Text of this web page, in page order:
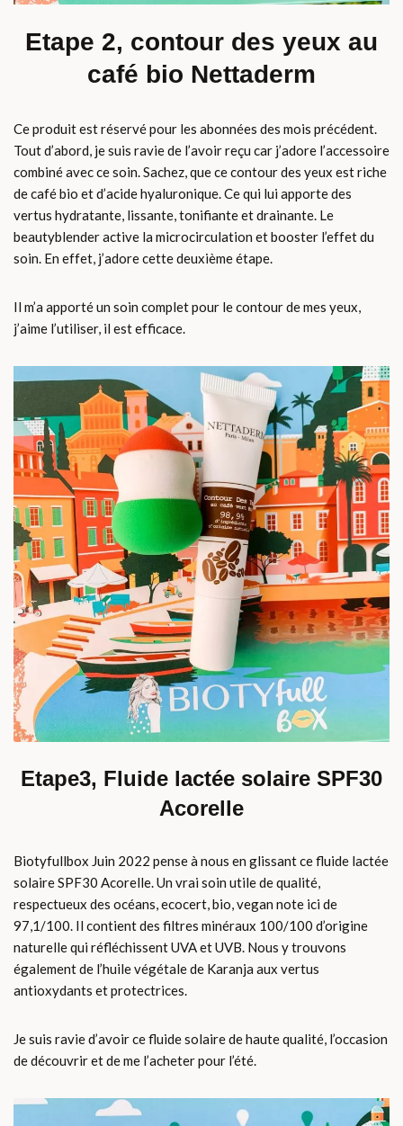
Etape 2, contour des yeux au
café bio Nettaderm
Ce produit est réservé pour les abonnées des mois précédent.
Tout d’abord, je suis ravie de l’avoir reçu car j’adore l’accessoire
combiné avec ce soin. Sachez, que ce contour des yeux est riche
de café bio et d’acide hyaluronique. Ce qui lui apporte des
vertus hydratante, lissante, tonifiante et drainante. Le
beautyblender active la microcirculation et booster l’effet du
soin. En effet, j’adore cette deuxième étape.
Il m’a apporté un soin complet pour le contour de mes yeux,
j’aime l’utiliser, il est efficace.
Etape3, Fluide lactée solaire SPF30
Acorelle
Biotyfullbox Juin 2022 pense à nous en glissant ce fluide lactée
solaire SPF30 Acorelle. Un vrai soin utile de qualité,
respectueux des océans, ecocert, bio, vegan note ici de
97,1/100. Il contient des filtres minéraux 100/100 d’origine
naturelle qui réfléchissent UVA et UVB. Nous y trouvons
également de l’huile végétale de Karanja aux vertus
antioxydants et protectrices.
Je suis ravie d’avoir ce fluide solaire de haute qualité, l’occasion
de découvrir et de me l’acheter pour l’été.